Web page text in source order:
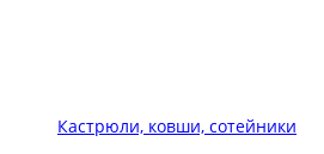
Кастрюли, ковши, сотейники